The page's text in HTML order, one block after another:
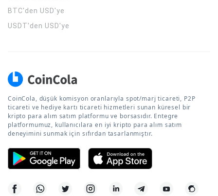
BTC'den USD'ye
USDT'den USD'ye
CoinCola, düşük komisyon oranlarıyla spot/marj ticareti, P2P
ticareti ve hediye kartı ticareti hizmetleri sunan küresel bir
kripto para alım satım platformu ve borsasıdır. Entegre
platformumuz, kullanıcılara en iyi kripto para alım satım
deneyimini sunmak için sıfırdan tasarlanmıştır.